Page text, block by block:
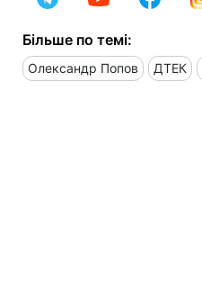
Більше по темі:
Олександр Попов ДТЕК